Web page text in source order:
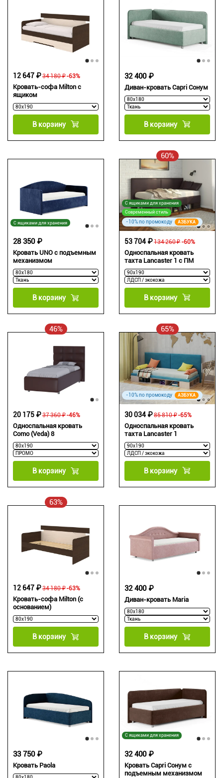
Кровать-софа Milton с
ящиком
34 180 ₽
12 647 ₽ -63%
В корзину
Диван-кровать Capri Сонум
32 400 ₽
В корзину
С ящиками для хранения
Кровать UNO с подъемным
механизмом
28 350 ₽
В корзину
60%
С ящиками для хранения
Современный стиль
-10% по промокоду АЗБУКА
Односпальная кровать
тахта Lancaster 1 с ПМ
134 260 ₽
53 704 ₽ -60%
В корзину
46%
Односпальная кровать
Como (Veda) 8
37 360 ₽
20 175 ₽ -46%
В корзину
65%
-10% по промокоду АЗБУКА
Односпальная кровать
тахта Lancaster 1
85 810 ₽
30 034 ₽ -65%
В корзину
63%
Кровать-софа Milton (с
основанием)
34 180 ₽
12 647 ₽ -63%
В корзину
Диван-кровать Maria
32 400 ₽
В корзину
Кровать Paola
33 750 ₽
С ящиками для хранения
Кровать Capri Сонум с
подъемным механизмом
32 400 ₽